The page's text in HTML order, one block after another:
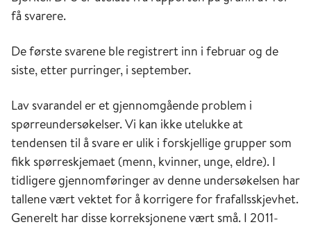
få svarere.
De første svarene ble registrert inn i februar og de
siste, etter purringer, i september.
Lav svarandel er et gjennomgående problem i
spørreundersøkelser. Vi kan ikke utelukke at
tendensen til å svare er ulik i forskjellige grupper som
fikk spørreskjemaet (menn, kvinner, unge, eldre). I
tidligere gjennomføringer av denne undersøkelsen har
tallene vært vektet for å korrigere for frafallsskjevhet.
Generelt har disse korreksjonene vært små. I 2011-